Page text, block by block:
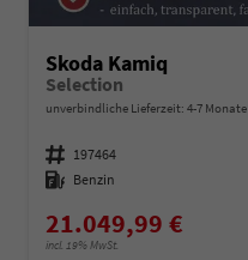
Skoda Kamiq
Selection
unverbindliche Lieferzeit: 4-7 Monate
Fahrzeugnummer 197464
Kraftstoff Benzin
21.049,99 €
incl. 19% MwSt.